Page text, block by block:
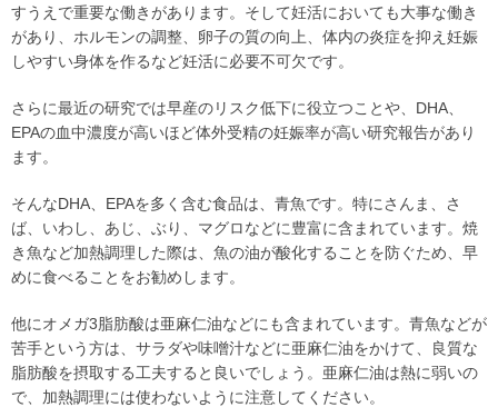
すうえで重要な働きがあります。そして妊活においても大事な働き
があり、ホルモンの調整、卵子の質の向上、体内の炎症を抑え妊娠
しやすい身体を作るなど妊活に必要不可欠です。
さらに最近の研究では早産のリスク低下に役立つことや、DHA、
EPAの血中濃度が高いほど体外受精の妊娠率が高い研究報告があり
ます。
そんなDHA、EPAを多く含む食品は、青魚です。特にさんま、さ
ば、いわし、あじ、ぶり、マグロなどに豊富に含まれています。焼
き魚など加熱調理した際は、魚の油が酸化することを防ぐため、早
めに食べることをお勧めします。
他にオメガ3脂肪酸は亜麻仁油などにも含まれています。青魚などが
苦手という方は、サラダや味噌汁などに亜麻仁油をかけて、良質な
脂肪酸を摂取する工夫すると良いでしょう。亜麻仁油は熱に弱いの
で、加熱調理には使わないように注意してください。